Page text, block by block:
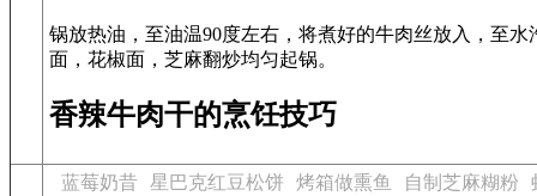
锅放热油，至油温90度左右，将煮好的牛肉丝放入，至
面，花椒面，芝麻翻炒均匀起锅。
香辣牛肉干的烹饪技巧
蓝莓奶昔 星巴克红豆松饼 烤箱做熏鱼 自制芝麻糊粉